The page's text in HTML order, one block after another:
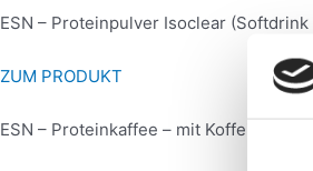
ESN – Proteinpulver Isoclear (Softdrink
ZUM PRODUKT
ESN – Proteinkaffee – mit Koffein